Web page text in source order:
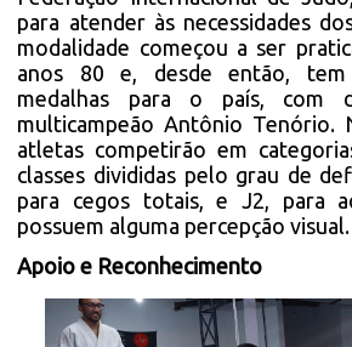
para atender às necessidades
modalidade começou a ser
anos 80 e, desde então, tem
medalhas para o país, com
multicampeão Antônio Tenório.
atletas competirão em
classes divididas pelo grau de
para cegos totais, e J2, para
possuem alguma percepção visual.
Apoio e Reconhecimento